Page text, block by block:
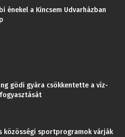
énekel a Kincsem Udvarházban
gödi gyára csökkentette a víz-
közösségi sportprogramok várják